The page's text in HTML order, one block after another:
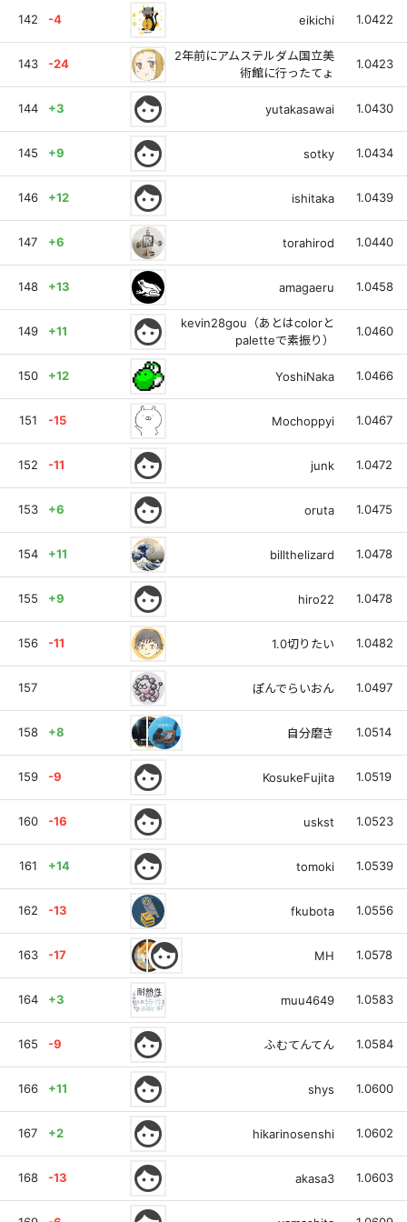
142 -4 eikichi 1.0422
143 -24
2年前にアムステルダム国立美
術館に行ったてょ
1.0423
144 +3 face yutakasawai 1.0430
145 +9 face sotky 1.0434
146 +12 face ishitaka 1.0439
147 +6 torahirod 1.0440
148 +13 amagaeru 1.0458
149 +11 face
kevin28gou（あとはcolorと
paletteで素振り）
1.0460
150 +12 YoshiNaka 1.0466
151 -15 Mochoppyi 1.0467
152 -11 face junk 1.0472
153 +6 face oruta 1.0475
154 +11 billthelizard 1.0478
155 +9 face hiro22 1.0478
156 -11 1.0切りたい 1.0482
157 ぽんでらいおん 1.0497
158 +8 自分磨き 1.0514
159 -9 face KosukeFujita 1.0519
160 -16 face uskst 1.0523
161 +14 face tomoki 1.0539
162 -13 fkubota 1.0556
163 -17 face MH 1.0578
164 +3 muu4649 1.0583
165 -9 face ふむてんてん 1.0584
166 +11 face shys 1.0600
167 +2 face hikarinosenshi 1.0602
168 -13 face akasa3 1.0603